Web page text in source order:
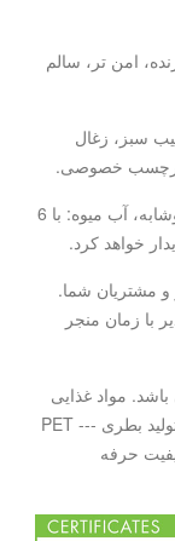
امن تر، سالم
سبز، زغال
برچسب خصوصی.
ارائه 100٪ طبیعی و سالم نوشیدنی آلوئه ورا، نوشابه، آب میوه: با 6
خواهد کرد.
مشتریان شما.
با زمان منجر
مواد غذایی
کنسرو پایه تولید بطری --- 10000 تن / ماه پایه تولید بطری PET ---